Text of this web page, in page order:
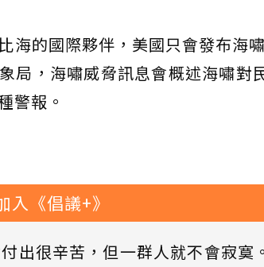
海的國際夥伴，美國只會發布
局，海嘯威脅訊息會概述海嘯對
警報。
《倡議+》
付出很辛苦，但一群人就不會寂